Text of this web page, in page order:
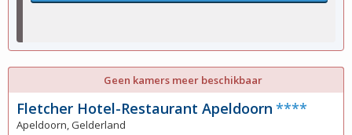
Geen kamers meer beschikbaar
Fletcher Hotel-Restaurant Apeldoorn ****
Apeldoorn, Gelderland